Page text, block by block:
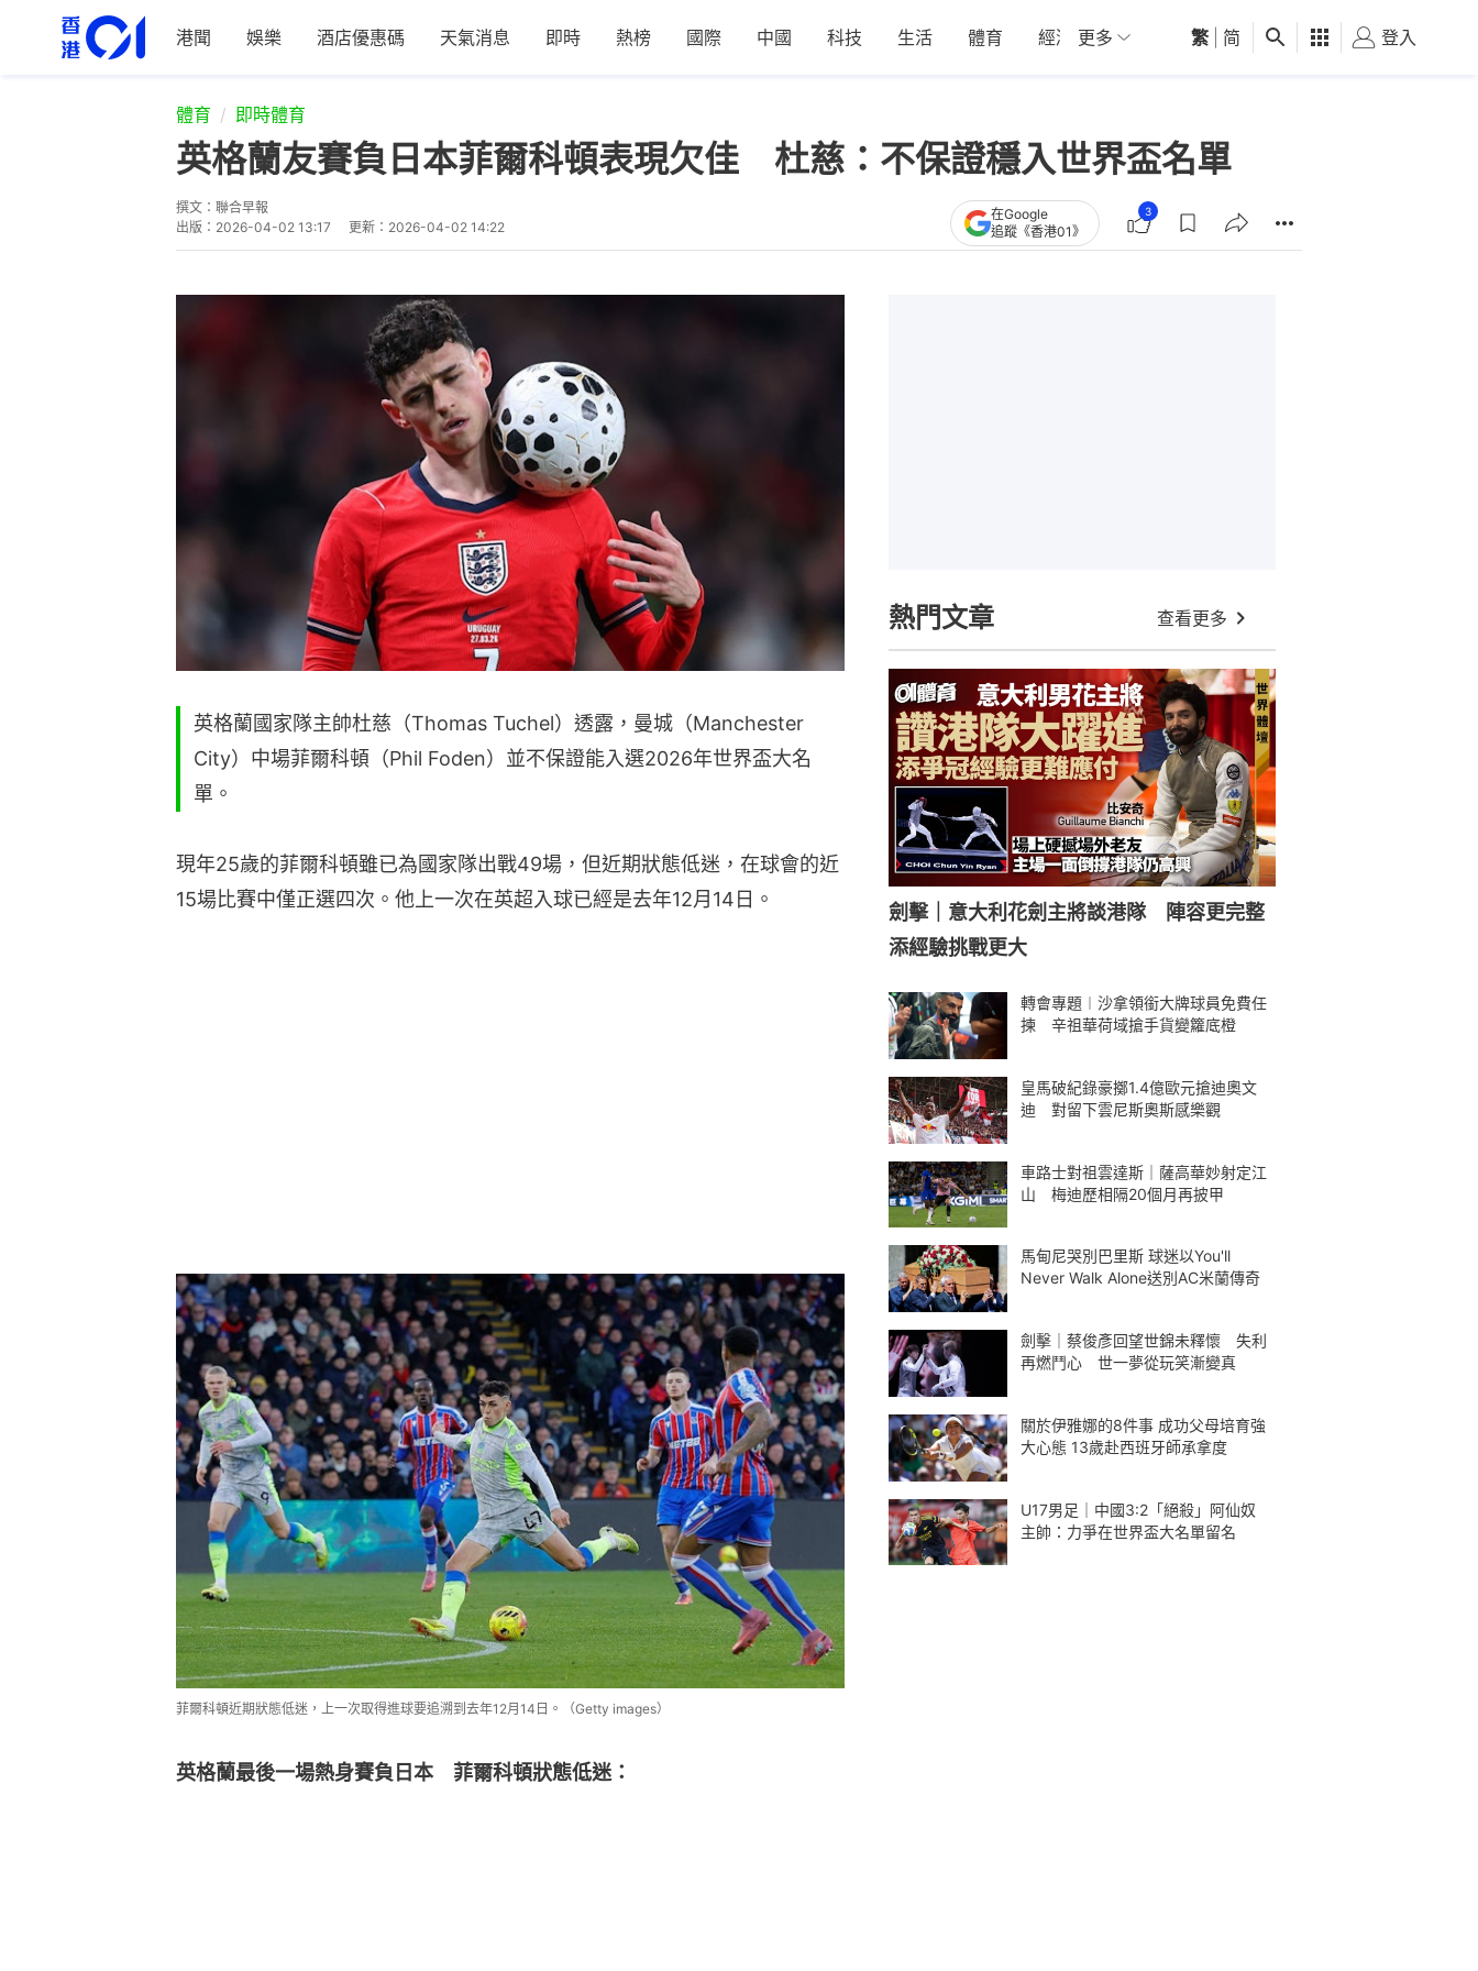
港聞 娛樂 酒店優惠碼 天氣消息 即時 熱榜 國際 中國 科技 生活 體育 經濟 01深圳 觀點 健康 好食玩飛
更多 繁 简 登入
體育 即時體育
英格蘭友賽負日本菲爾科頓表現欠佳 杜慈：不保證穩入世界盃名單
撰文： 聯合早報
出版： 2026-04-02 13:17 更新： 2026-04-02 14:22
在Google
追蹤《香港01》
3
英格蘭國家隊主帥杜慈（Thomas Tuchel）透露，曼城（Manchester
City）中場菲爾科頓（Phil Foden）並不保證能入選2026年世界盃大名
單。
現年25歲的菲爾科頓雖已為國家隊出戰49場，但近期狀態低迷，在球會的近
15場比賽中僅正選四次。他上一次在英超入球已經是去年12月14日。
菲爾科頓近期狀態低迷，上一次取得進球要追溯到去年12月14日。（Getty images）
英格蘭最後一場熱身賽負日本　菲爾科頓狀態低迷：
熱門文章 查看更多
劍擊｜意大利花劍主將談港隊 陣容更完整
添經驗挑戰更大
轉會專題︱沙拿領銜大牌球員免費任
揀 辛祖華荷域搶手貨變籮底橙
皇馬破紀錄豪擲1.4億歐元搶迪奧文
迪 對留下雲尼斯奧斯感樂觀
車路士對祖雲達斯｜薩高華妙射定江
山 梅迪歷相隔20個月再披甲
馬甸尼哭別巴里斯 球迷以You'll
Never Walk Alone送別AC米蘭傳奇
劍擊｜蔡俊彥回望世錦未釋懷 失利
再燃鬥心 世一夢從玩笑漸變真
關於伊雅娜的8件事 成功父母培育強
大心態 13歲赴西班牙師承拿度
U17男足｜中國3:2「絕殺」阿仙奴
主帥：力爭在世界盃大名單留名